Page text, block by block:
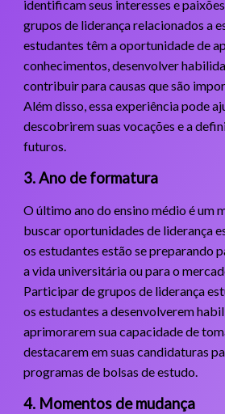
identificam seus interesses e
grupos de liderança relacionados a
estudantes têm a oportunidade de
conhecimentos, desenvolver
contribuir para causas que são
Além disso, essa experiência pode
descobrirem suas vocações e a
futuros.
3. Ano de formatura
O último ano do ensino médio é um
buscar oportunidades de liderança
os estudantes estão se preparando
a vida universitária ou para o
Participar de grupos de liderança
os estudantes a desenvolverem
aprimorarem sua capacidade de
destacarem em suas candidaturas
programas de bolsas de estudo.
4. Momentos de mudança